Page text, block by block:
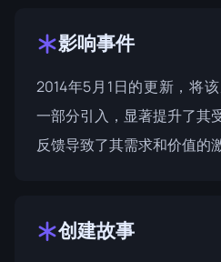
影响事件
2014年5月1日的更新 ，将
一部分引入，显著提升了其
反馈导致了其需求和价值的激
创建故事